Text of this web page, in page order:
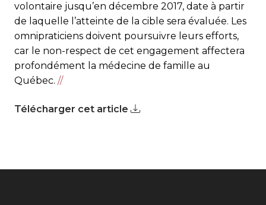
volontaire jusqu’en décembre 2017, date à partir
de laquelle l’atteinte de la cible sera évaluée. Les
omnipraticiens doivent poursuivre leurs efforts,
car le non-respect de cet engagement affectera
profondément la médecine de famille au
Québec. //
Télécharger cet article